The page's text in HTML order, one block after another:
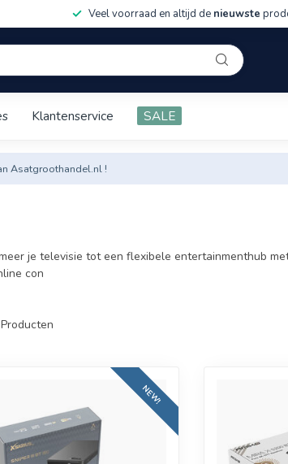
Veel voorraad en altijd de nieuwste
Klantenservice SALE
Asatgroothandel.nl !
je televisie tot een flexibele entertainmenthub
con
Producten
NEW!